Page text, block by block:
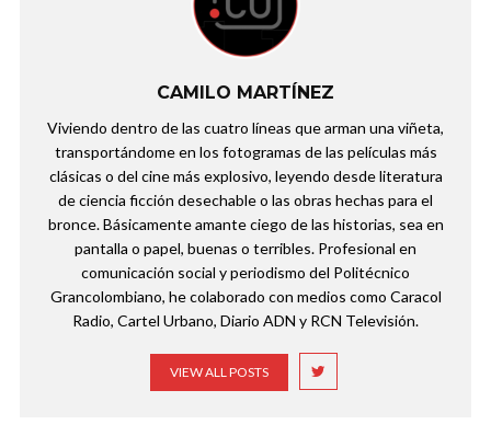
CAMILO MARTÍNEZ
Viviendo dentro de las cuatro líneas que arman una viñeta,
transportándome en los fotogramas de las películas más
clásicas o del cine más explosivo, leyendo desde literatura
de ciencia ficción desechable o las obras hechas para el
bronce. Básicamente amante ciego de las historias, sea en
pantalla o papel, buenas o terribles. Profesional en
comunicación social y periodismo del Politécnico
Grancolombiano, he colaborado con medios como Caracol
Radio, Cartel Urbano, Diario ADN y RCN Televisión.
VIEW ALL POSTS